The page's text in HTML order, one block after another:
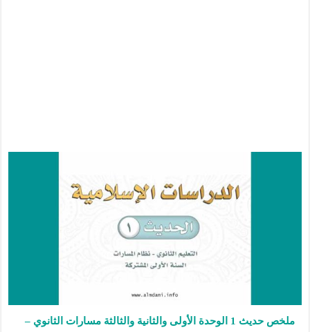
ملخص حديث 1 الوحدة الأولى والثانية والثالثة مسارات الثانوي –